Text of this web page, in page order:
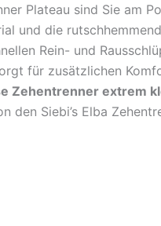
Plateau sind Sie am
und die
Rein- und
für zusätzlichen
Zehentrenner extrem
den Siebi’s Elba